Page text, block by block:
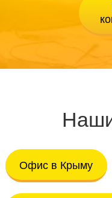
Офис в Крыму